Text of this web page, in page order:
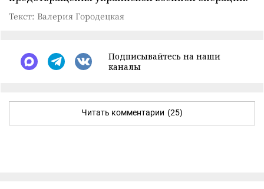
Текст: Валерия Городецкая
Подписывайтесь на наши
каналы
Читать комментарии (25)